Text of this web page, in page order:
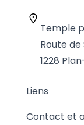
Temple
Route de
1228
Liens
Contact et